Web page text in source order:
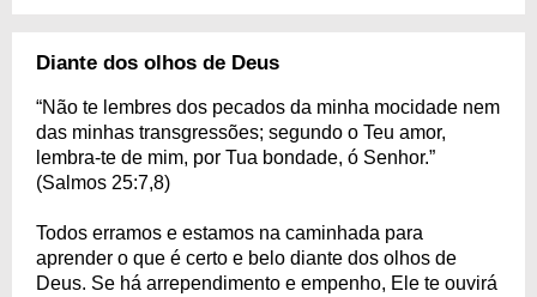
Diante dos olhos de Deus
“Não te lembres dos pecados da minha mocidade nem
das minhas transgressões; segundo o Teu amor,
lembra-te de mim, por Tua bondade, ó Senhor.”
(Salmos 25:7,8)
Todos erramos e estamos na caminhada para
aprender o que é certo e belo diante dos olhos de
Deus. Se há arrependimento e empenho, Ele te ouvirá